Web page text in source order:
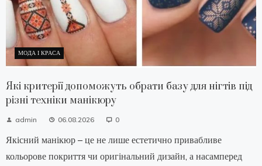
МОДА І КРАСА
Які критерії допоможуть обрати базу для нігтів під
різні техніки манікюру
admin 06.08.2026 0
Якісний манікюр – це не лише естетично привабливе
кольорове покриття чи оригінальний дизайн, а насамперед